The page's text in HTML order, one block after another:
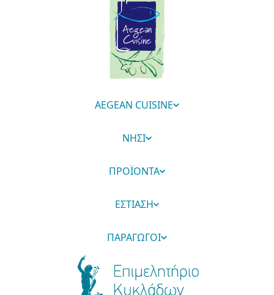
AEGEAN CUISINE
ΝΗΣΙ
ΠΡΟΪΟΝΤΑ
ΕΣΤΙΑΣΗ
ΠΑΡΑΓΩΓΟΙ